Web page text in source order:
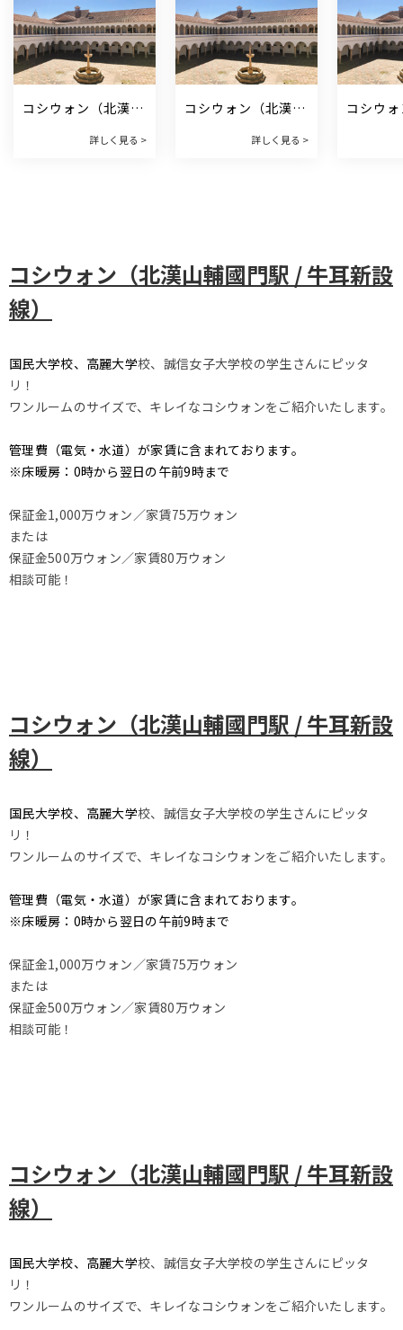
コシウォン（北漢山
詳しく見る >
コシウォン（北漢山
詳しく見る >
コシウ
コシウォン（北漢山輔國門駅 / 牛耳新設
線）
国民大学校、高麗大学校、誠信女子大学校の学生さんにピッタ
リ！
ワンルームのサイズで、キレイなコシウォンをご紹介いたします。
管理費（電気・水道）が家賃に含まれております。
※床暖房：0時から翌日の午前9時まで
保証金1,000万ウォン／家賃75万ウォン
または
保証金500万ウォン／家賃80万ウォン
相談可能！
コシウォン（北漢山輔國門駅 / 牛耳新設
線）
国民大学校、高麗大学校、誠信女子大学校の学生さんにピッタ
リ！
ワンルームのサイズで、キレイなコシウォンをご紹介いたします。
管理費（電気・水道）が家賃に含まれております。
※床暖房：0時から翌日の午前9時まで
保証金1,000万ウォン／家賃75万ウォン
または
保証金500万ウォン／家賃80万ウォン
相談可能！
コシウォン（北漢山輔國門駅 / 牛耳新設
線）
国民大学校、高麗大学校、誠信女子大学校の学生さんにピッタ
リ！
ワンルームのサイズで、キレイなコシウォンをご紹介いたします。